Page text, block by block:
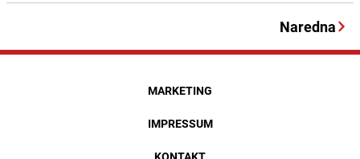
Naredna
MARKETING
IMPRESSUM